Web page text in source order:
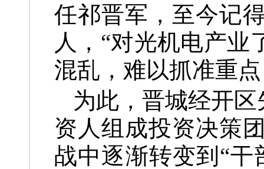
任祁晋军，至今记
人，“对光机电产
混乱，难以抓准重
为此，晋城经开
资人组成投资决策
战中逐渐转变到“